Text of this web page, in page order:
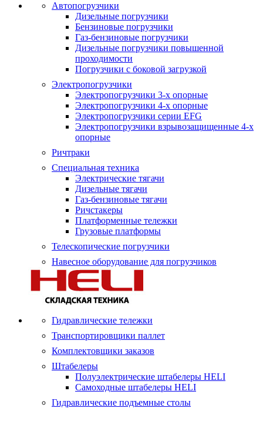
Автопогрузчики
Дизельные погрузчики
Бензиновые погрузчики
Газ-бензиновые погрузчики
Дизельные погрузчики повышенной
проходимости
Погрузчики с боковой загрузкой
Электропогрузчики
Электропогрузчики 3-х опорные
Электропогрузчики 4-х опорные
Электропогрузчики серии EFG
Электропогрузчики взрывозащищенные 4-х
опорные
Ричтраки
Специальная техника
Электрические тягачи
Дизельные тягачи
Газ-бензиновые тягачи
Ричстакеры
Платформенные тележки
Грузовые платформы
Телескопические погрузчики
Навесное оборудование для погрузчиков
Гидравлические тележки
Транспортировщики паллет
Комплектовщики заказов
Штабелеры
Полуэлектрические штабелеры HELI
Самоходные штабелеры HELI
Гидравлические подъемные столы